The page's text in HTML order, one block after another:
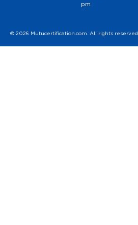
pm
© 2026 Mutucertification.com. All rights reserved